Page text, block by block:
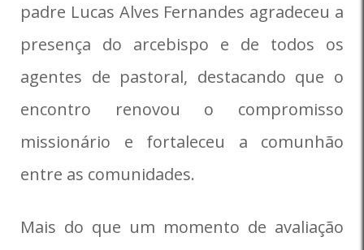
padre Lucas Alves Fernandes agradeceu a
presença do arcebispo e de todos os
agentes de pastoral, destacando que o
encontro renovou o compromisso
missionário e fortaleceu a comunhão
entre as comunidades.
Mais do que um momento de avaliação